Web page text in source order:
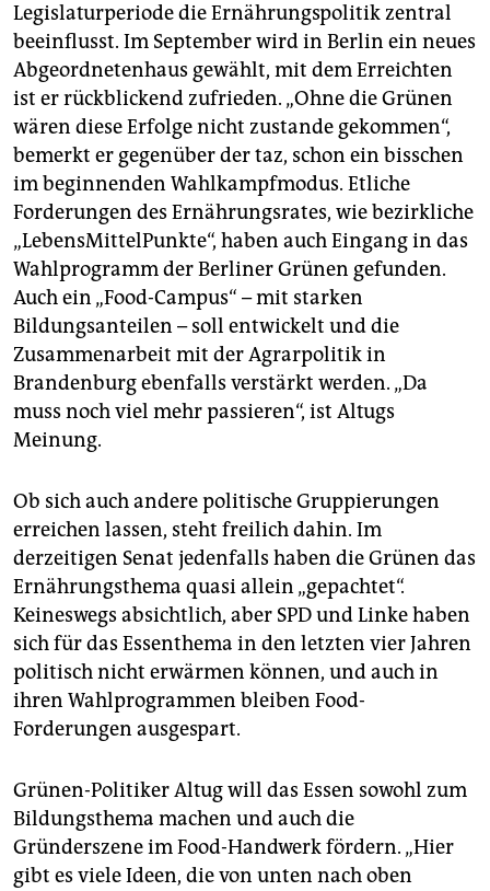
Legislaturperiode die Ernährungspolitik zentral
beeinflusst. Im September wird in Berlin ein neues
Abgeordnetenhaus gewählt, mit dem Erreichten
ist er rückblickend zufrieden. „Ohne die Grünen
wären diese Erfolge nicht zustande gekommen“,
bemerkt er gegenüber der taz, schon ein bisschen
im beginnenden Wahlkampfmodus. Etliche
Forderungen des Ernährungsrates, wie bezirkliche
„LebensMittelPunkte“, haben auch Eingang in das
Wahlprogramm der Berliner Grünen gefunden.
Auch ein „Food-Campus“ – mit starken
Bildungsanteilen – soll entwickelt und die
Zusammenarbeit mit der Agrarpolitik in
Brandenburg ebenfalls verstärkt werden. „Da
muss noch viel mehr passieren“, ist Altugs
Meinung.
Ob sich auch andere politische Gruppierungen
erreichen lassen, steht freilich dahin. Im
derzeitigen Senat jedenfalls haben die Grünen das
Ernährungsthema quasi allein „gepachtet“.
Keineswegs absichtlich, aber SPD und Linke haben
sich für das Essenthema in den letzten vier Jahren
politisch nicht erwärmen können, und auch in
ihren Wahlprogrammen bleiben Food-
Forderungen ausgespart.
Grünen-Politiker Altug will das Essen sowohl zum
Bildungsthema machen und auch die
Gründerszene im Food-Handwerk fördern. „Hier
gibt es viele Ideen, die von unten nach oben